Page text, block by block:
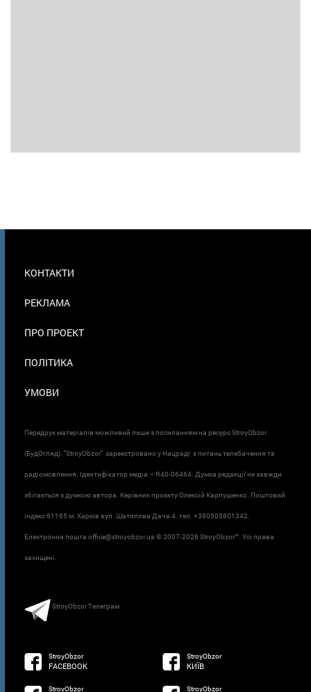
В
КОНТАКТИ
РЕКЛАМА
ПРО ПРОЕКТ
ПОЛІТИКА
УМОВИ
Передрук матеріалів можливий лише з посиланням на ресурс StroyObzor
(БудОгляд). "StroyObzor" зареєстровано у Нацраді з питань телебачення та
радіомовлення. Ідентифікатор медіа – R40-06464. Думка редакції не завжди
збігається з думкою автора. Керівник проєкту Олексій Карпушенко. Поштовий
індекс 61165 м. Харків вул. Шатилова Дача 4. тел. +380505801342.
Електронна пошта office@stroyobzor.ua © 2007-2026 StroyObzor™. Усі права
захищені.
StroyObzor Телеграм
StroyObzor
FACEBOOK
StroyObzor
КИЇВ
StroyObzor StroyObzor